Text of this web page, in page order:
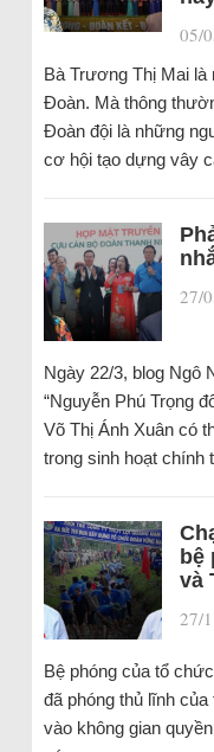
05/
Bà Trương Thị Mai
Đoàn. Mà thông
Đoàn đội là những
cơ hội tạo dựng vây
27/
Ngày 22/3, blog Ngô
“Nguyễn Phú Trọng
Võ Thị Ánh Xuân có
trong sinh hoạt chính
bệ
và
27/
Bệ phóng của tổ
đã phóng thủ lĩnh
vào không gian